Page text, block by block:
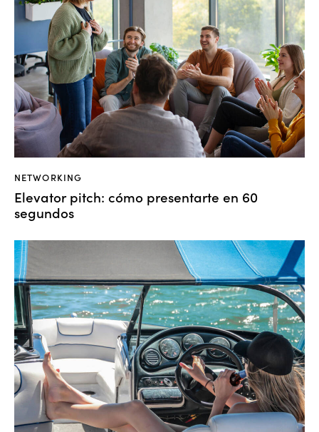
NETWORKING
Elevator pitch: cómo presentarte en 60
segundos